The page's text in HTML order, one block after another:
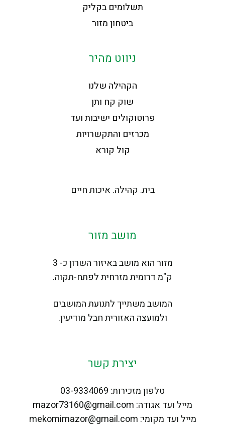
תשלומים בקליק
ביטחון מזור
ניווט מהיר
הקהילה שלנו
שוק קח ותן
פרוטוקולים ישיבות ועד
מכרזים והתקשרויות
קול קורא
בית. קהילה. איכות חיים
מושב מזור
מזור הוא מושב באיזור השרון כ- 3
ק"מ דרומית מזרחית לפתח-תקוה.
המושב משתייך לתנועת המושבים
ולמועצה האזורית חבל מודיעין.
יצירת קשר
טלפון מזכירות: 03-9334069
מייל ועד אגודה: mazor73160@gmail.com
מייל ועד מקומי: mekomimazor@gmail.com